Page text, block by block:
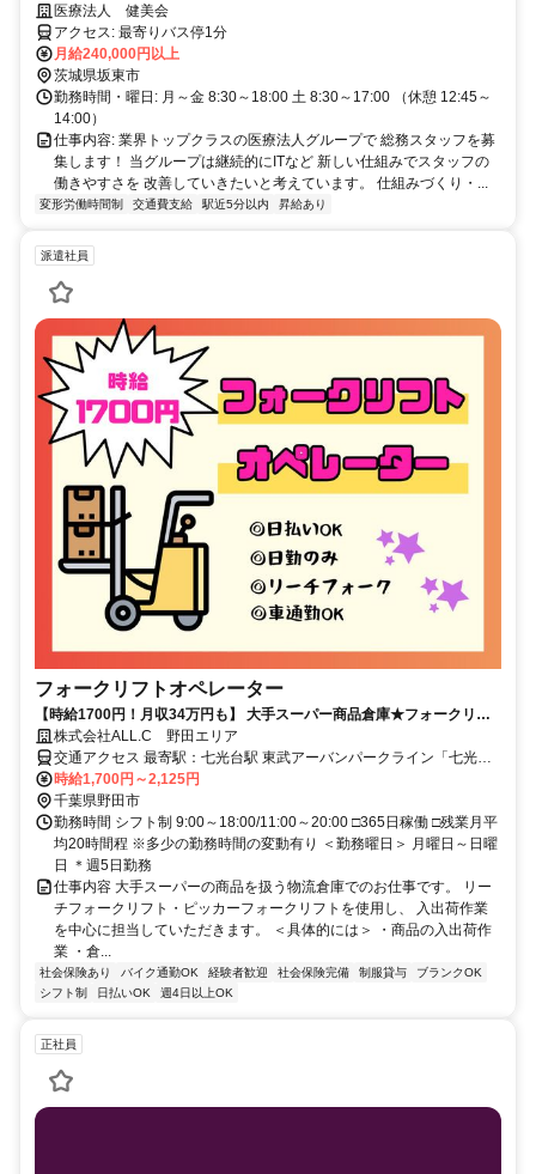
医療法人 健美会
アクセス: 最寄りバス停1分
月給240,000円以上
茨城県坂東市
勤務時間・曜日: 月～金 8:30～18:00 土 8:30～17:00 （休憩 12:45～
14:00）
仕事内容: 業界トップクラスの医療法人グループで 総務スタッフを募
集します！ 当グループは継続的にITなど 新しい仕組みでスタッフの
働きやすさを 改善していきたいと考えています。 仕組みづくり・...
変形労働時間制 交通費支給 駅近5分以内 昇給あり
派遣社員
フォークリフトオペレーター
【時給1700円！月収34万円も】 大手スーパー商品倉庫★フォークリフ
ト兼軽作業｜無料駐車場完備◎
株式会社ALL.C 野田エリア
交通アクセス 最寄駅：七光台駅 東武アーバンパークライン「七光台
駅」より車で約8分 ┗車・バイク通勤OK◎ ▼通勤しやすいエリア多
数！ 野田市を中心に、 柏市・流山市・春日部市・坂東市など 近隣エ
リアから通うスタッフも多数在籍しています。 ◎マイカー通勤OKで
通勤ラクラク♪ ◎地元で安定して働きたい方にもおすすめです！
時給1,700円～2,125円
千葉県野田市
勤務時間 シフト制 9:00～18:00/11:00～20:00 □365日稼働 □残業月平
均20時間程 ※多少の勤務時間の変動有り ＜勤務曜日＞ 月曜日～日曜
日 ＊週5日勤務
仕事内容 大手スーパーの商品を扱う物流倉庫でのお仕事です。 リー
チフォークリフト・ピッカーフォークリフトを使用し、 入出荷作業
を中心に担当していただきます。 ＜具体的には＞ ・商品の入出荷作
業 ・倉...
社会保険あり バイク通勤OK 経験者歓迎 社会保険完備 制服貸与
ブランクOK
シフト制
日払いOK 週4日以上OK
正社員